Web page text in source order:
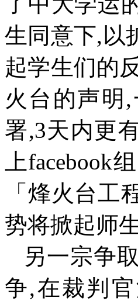
生同意下,以
起学生们的
火台的声明 ,
署,3天内更
上facebook
「烽火台
势将掀起师
另一宗争
争,在裁判